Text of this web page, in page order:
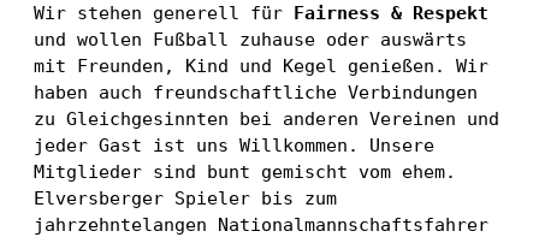
Wir stehen generell für Fairness & Respekt
und wollen Fußball zuhause oder auswärts
mit Freunden, Kind und Kegel genießen. Wir
haben auch freundschaftliche Verbindungen
zu Gleichgesinnten bei anderen Vereinen und
jeder Gast ist uns Willkommen. Unsere
Mitglieder sind bunt gemischt vom ehem.
Elversberger Spieler bis zum
jahrzehntelangen Nationalmannschaftsfahrer